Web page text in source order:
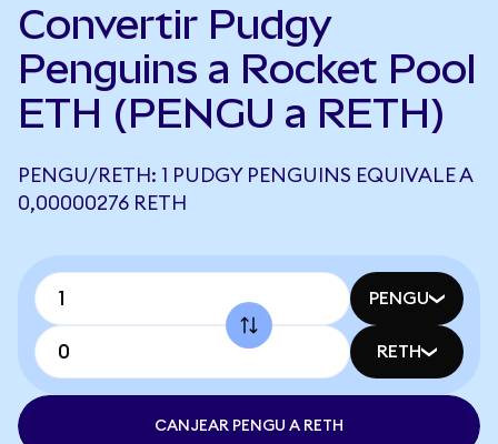
Convertir Pudgy
Penguins a Rocket Pool
ETH (PENGU a RETH)
PENGU/RETH: 1 PUDGY PENGUINS EQUIVALE A
0,00000276 RETH
PENGU
RETH
CANJEAR PENGU A RETH